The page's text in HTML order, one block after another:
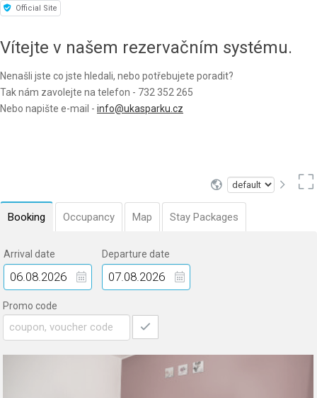
Official Site
Vítejte v našem rezervačním systému.
Nenašli jste co jste hledali, nebo potřebujete poradit?
Tak nám zavolejte na telefon - 732 352 265
Nebo napište e-mail - info@ukasparku.cz
Booking Occupancy Map Stay Packages
Arrival date Departure date
Promo code